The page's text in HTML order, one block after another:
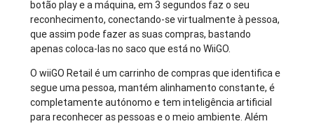
botão play e a máquina, em 3 segundos faz o seu
reconhecimento, conectando-se virtualmente à pessoa,
que assim pode fazer as suas compras, bastando
apenas coloca-las no saco que está no WiiGO.
O wiiGO Retail é um carrinho de compras que identifica e
segue uma pessoa, mantém alinhamento constante, é
completamente autónomo e tem inteligência artificial
para reconhecer as pessoas e o meio ambiente. Além